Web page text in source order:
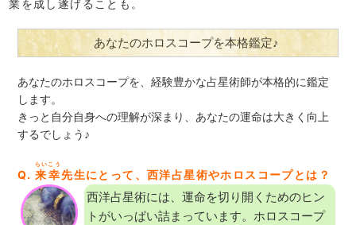
業を成し遂げることも。
あなたのホロスコープを本格鑑定♪
あなたのホロスコープを、経験豊かな占星術師が本格的に鑑定
します。
きっと自分自身への理解が深まり、あなたの運命は大きく向上
するでしょう♪
Q. 来幸
らいこう
先生にとって、西洋占星術やホロスコープとは？
西洋占星術には、運命を切り開くためのヒン
トがいっぱい詰まっています。ホロスコープ